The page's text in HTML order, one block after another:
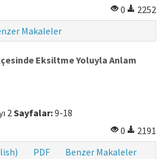
0
2252
Makaleler
Eksiltme Yoluyla Anlam
2Sayfalar:9-18
0
2191
PDF Benzer Makaleler